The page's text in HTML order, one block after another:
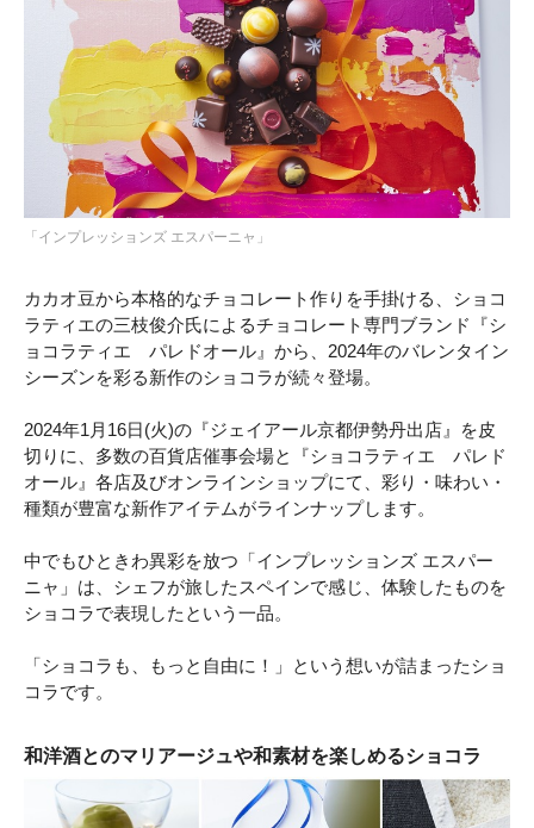
「インプレッションズ エスパーニャ」
カカオ豆から本格的なチョコレート作りを手掛ける、ショコ
ラティエの三枝俊介氏によるチョコレート専門ブランド『シ
ョコラティエ パレドオール』から、2024年のバレンタイン
シーズンを彩る新作のショコラが続々登場。
2024年1月16日(火)の『ジェイアール京都伊勢丹出店』を皮
切りに、多数の百貨店催事会場と『ショコラティエ パレド
オール』各店及びオンラインショップにて、彩り・味わい・
種類が豊富な新作アイテムがラインナップします。
中でもひときわ異彩を放つ「インプレッションズ エスパー
ニャ」は、シェフが旅したスペインで感じ、体験したものを
ショコラで表現したという一品。
「ショコラも、もっと自由に！」という想いが詰まったショ
コラです。
和洋酒とのマリアージュや和素材を楽しめるショコラ